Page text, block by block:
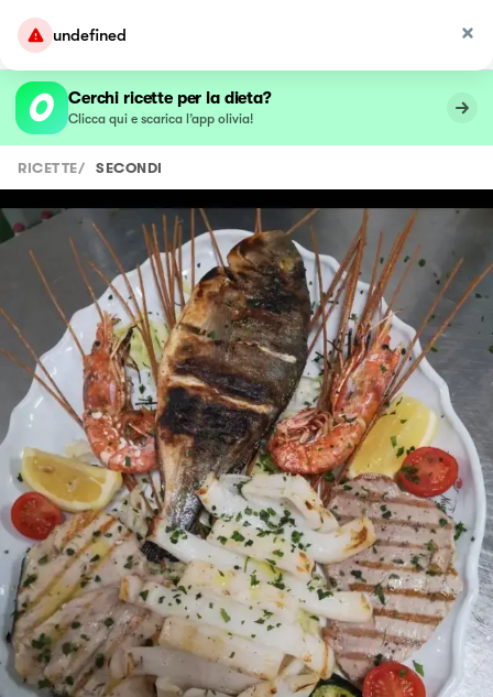
undefined
Cerchi ricette per la dieta?
Clicca qui e scarica l’app olivia!
RICETTE/ SECONDI